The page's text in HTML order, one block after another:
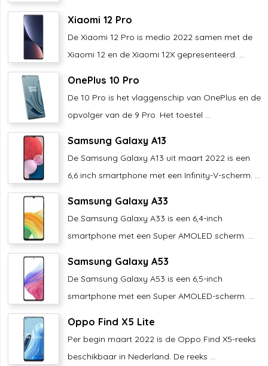
Xiaomi 12 Pro
De Xiaomi 12 Pro is medio 2022 samen met de
Xiaomi 12 en de Xiaomi 12X gepresenteerd. ...
OnePlus 10 Pro
De 10 Pro is het vlaggenschip van OnePlus en de
opvolger van de 9 Pro. Het toestel ...
Samsung Galaxy A13
De Samsung Galaxy A13 uit maart 2022 is een
6,6 inch smartphone met een Infinity-V-scherm. ...
Samsung Galaxy A33
De Samsung Galaxy A33 is een 6,4-inch
smartphone met een Super AMOLED scherm. ...
Samsung Galaxy A53
De Samsung Galaxy A53 is een 6,5-inch
smartphone met een Super AMOLED-scherm. ...
Oppo Find X5 Lite
Per begin maart 2022 is de Oppo Find X5-reeks
beschikbaar in Nederland. De reeks ...